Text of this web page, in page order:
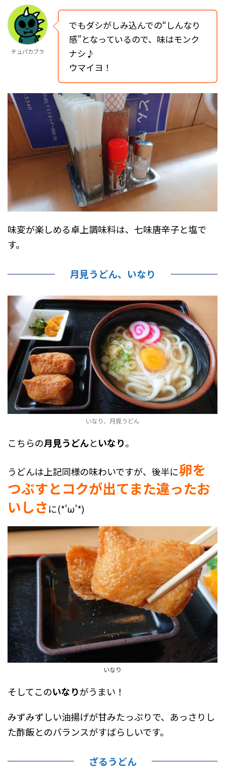
チュパカブラ
でもダシがしみ込んでの“しんなり
感”となっているので、味はモンク
ナシ♪
ウマイヨ！
味変が楽しめる卓上調味料は、七味唐辛子と塩で
す。
月見うどん、いなり
いなり、月見うどん
こちらの月見うどんといなり。
うどんは上記同様の味わいですが、後半に卵を
つぶすとコクが出てまた違ったお
いしさに(*'ω'*)
いなり
そしてこのいなりがうまい！
みずみずしい油揚げが甘みたっぷりで、あっさりし
た酢飯とのバランスがすばらしいです。
ざるうどん